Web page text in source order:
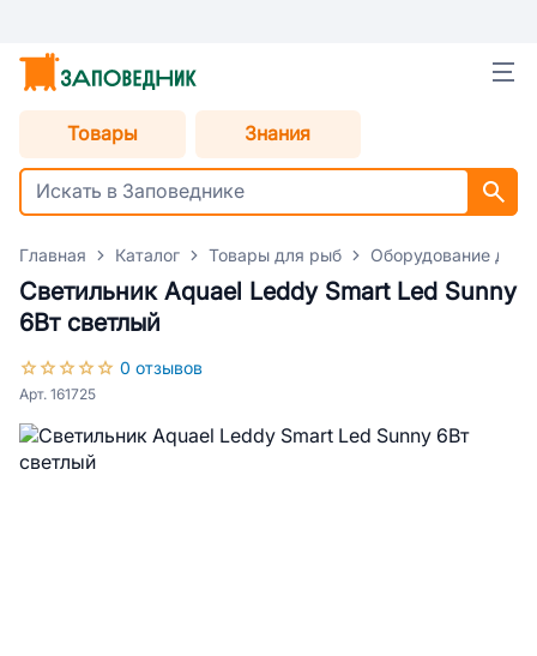
Товары Знания
Главная Каталог Товары для рыб Оборудование для
Светильник Aquael Leddy Smart Led Sunny
6Вт светлый
0 отзывов
Арт. 161725